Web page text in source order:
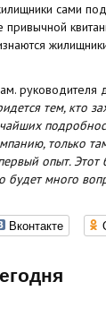
сами
привычной
руководителя
тем, кто
только
опыт. Этот
будет много
Вконтакте